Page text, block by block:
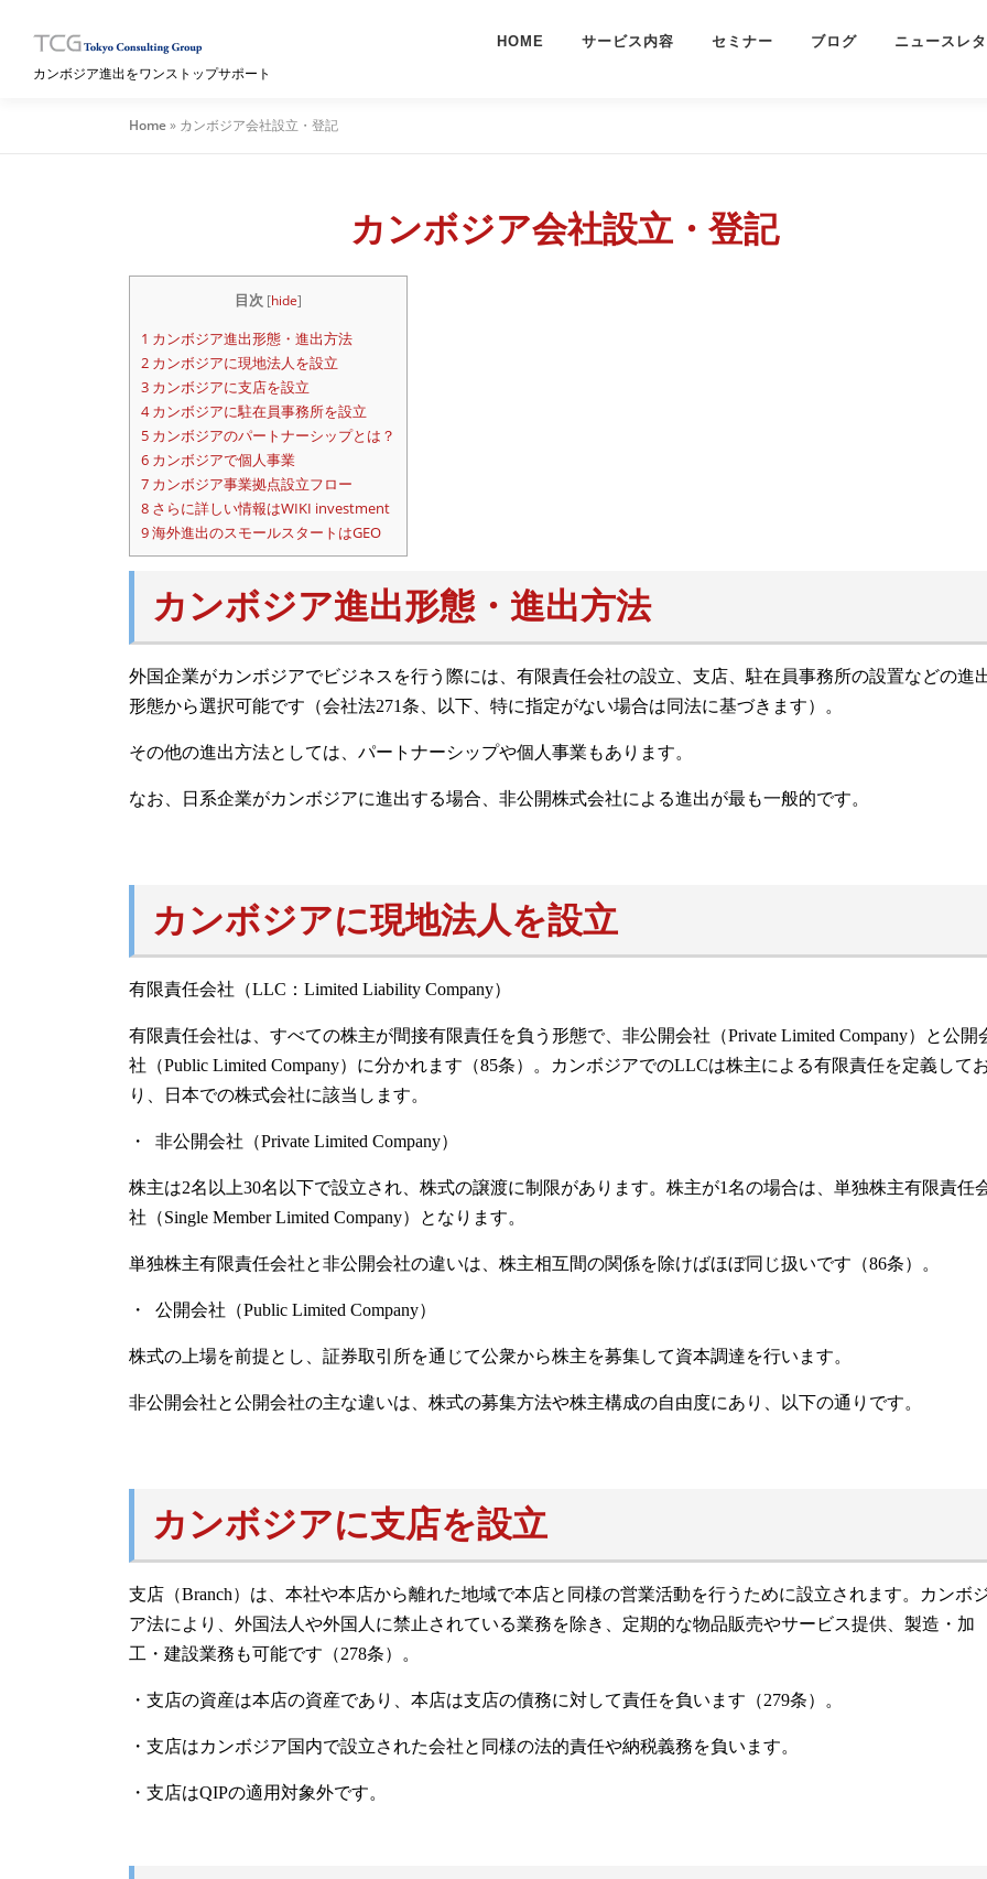
カンボジア進出をワンストップサポート
HOME サービス内容 セミナー ブログ ニュースレ
Home» カンボジア会社設立・登記
カンボジア会社設立・登記
目次 [hide]
1 カンボジア進出形態・進出方法
2 カンボジアに現地法人を設立
3 カンボジアに支店を設立
4カンボジアに駐在員事務所を設立
5 カンボジアのパートナーシップとは？
6 カンボジアで個人事業
7 カンボジア事業拠点設立フロー
8 さらに詳しい情報はWIKI investment
9海外進出のスモールスタートはGEO
カンボジア進出形態・進出方法
外国企業がカンボジアでビジネスを行う際には、有限責任会社の設立、支店、駐在員事務所の設置などの進
形態から選択可能です（会社法271条、以下、特に指定がない場合は同法に基づきます）。
その他の進出方法としては、パートナーシップや個人事業もあります。
なお、日系企業がカンボジアに進出する場合、非公開株式会社による進出が最も一般的です。
カンボジアに現地法人を設立
有限責任会社（LLC：Limited Liability Company）
有限責任会社は、すべての株主が間接有限責任を負う形態で、非公開会社（Private Limited Company）と公開
社（Public Limited Company）に分かれます（85条）。カンボジアでのLLCは株主による有限責任を定義して
り、日本での株式会社に該当します。
・ 非公開会社（Private Limited Company）
株主は2名以上30名以下で設立され、株式の譲渡に制限があります。株主が1名の場合は、単独株主有限責任
社（Single Member Limited Company）となります。
単独株主有限責任会社と非公開会社の違いは、株主相互間の関係を除けばほぼ同じ扱いです（86条）。
・ 公開会社（Public Limited Company）
株式の上場を前提とし、証券取引所を通じて公衆から株主を募集して資本調達を行います。
非公開会社と公開会社の主な違いは、株式の募集方法や株主構成の自由度にあり、以下の通りです。
カンボジアに支店を設立
支店（Branch）は、本社や本店から離れた地域で本店と同様の営業活動を行うために設立されます。カンボ
ア法により、外国法人や外国人に禁止されている業務を除き、定期的な物品販売やサービス提供、製造・加
工・建設業務も可能です（278条）。
・支店の資産は本店の資産であり、本店は支店の債務に対して責任を負います（279条）。
・支店はカンボジア国内で設立された会社と同様の法的責任や納税義務を負います。
・支店はQIPの適用対象外です。